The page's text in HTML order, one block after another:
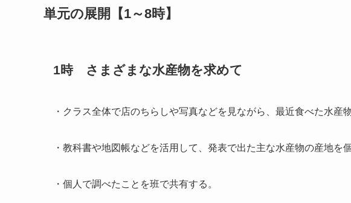
単元の展開【1～8時】
1時 さまざまな水産物を求めて
・クラス全体で店のちらしや写真などを見ながら、最近食べた水産
・教科書や地図帳などを活用して、発表で出た主な水産物の産地を
・個人で調べたことを班で共有する。